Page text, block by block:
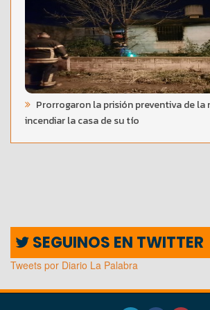
Prorrogaron la prisión preventiva de la
incendiar la casa de su tío
SEGUINOS EN TWITTER
Tweets por Diario La Palabra